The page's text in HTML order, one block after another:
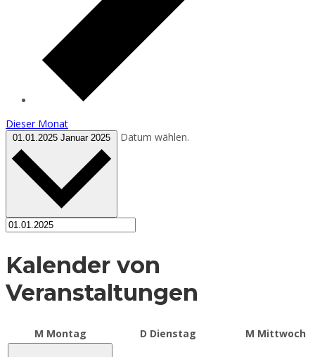
Dieser Monat
01.01.2025 Januar 2025 Datum wählen.
Kalender von
Veranstaltungen
M Montag D Dienstag M Mittwoch